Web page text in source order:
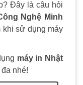
Đây là câu hỏi
Nghệ Minh
khi sử dụng máy
máy in Nhật
nhé!